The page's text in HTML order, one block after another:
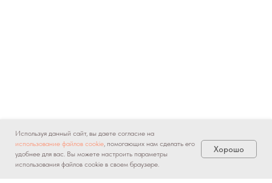
Используя данный сайт, вы даете согласие на
использование файлов cookie, помогающих нам сделать его
удобнее для вас. Вы можете настроить параметры
использования файлов cookie в своем браузере.
Хорошо